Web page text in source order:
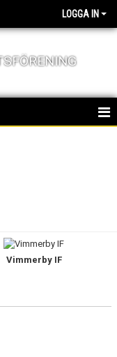
LOGGA IN
Vimmerby IF